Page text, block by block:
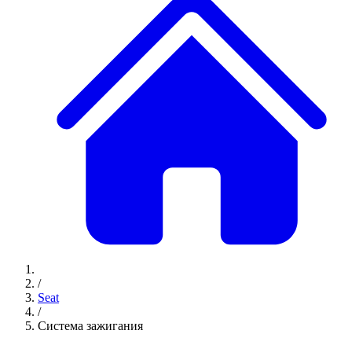
/
Seat
/
Система зажигания